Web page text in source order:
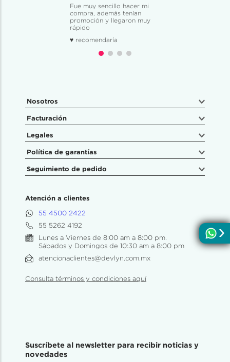
Fue muy sencillo hacer mi
compra, además tenían
promoción y llegaron muy
rápido
♥ recomendaría
Nosotros
Facturación
Legales
Política de garantías
Seguimiento de pedido
Atención a clientes
55 4500 2422
55 5262 4192
Lunes a Viernes de 8:00 am a 8:00 pm.
Sábados y Domingos de 10:30 am a 8:00 pm
atencionaclientes@devlyn.com.mx
Consulta términos y condiciones aquí
Suscríbete al newsletter para recibir noticias y
novedades